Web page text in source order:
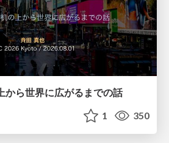
から世界に広がるまでの話
1 350